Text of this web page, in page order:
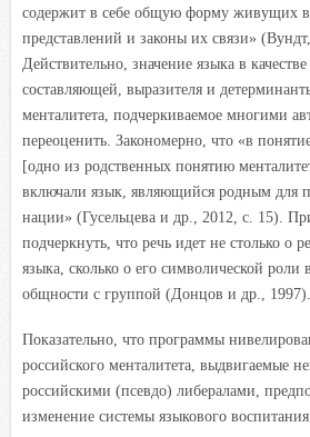
содержит в себе общую форму живущих в
представлений и законы их связи»
Действительно, значение языка в
составляющей, выразителя и
менталитета, подчеркиваемое многими
переоценить. Закономерно, что «в
[одно из родственных понятию
включали язык, являющийся родным для
нации» (Гусельцева и др., 2012, с. 15).
подчеркнуть, что речь идет не столько о
языка, сколько о его символической
общности с группой (Донцов и др., 1997).
Показательно, что программы
российского менталитета, выдвигаемые
российскими (псевдо) либералами,
изменение системы языкового